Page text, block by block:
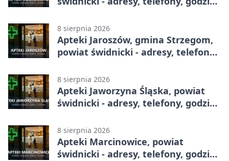
8 sierpnia 2026
Apteki Jaroszów, gmina Strzegom,
powiat świdnicki - adresy, telefony,
8 sierpnia 2026
Apteki Jaworzyna Śląska, powiat
świdnicki - adresy, telefony, godziny
8 sierpnia 2026
Apteki Marcinowice, powiat
świdnicki - adresy, telefony, godziny